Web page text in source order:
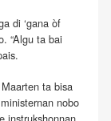
di ‘gana òf
“Algu ta bai
ta bisa
nobo